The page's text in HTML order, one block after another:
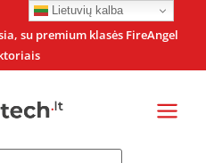
su premium klasės FireAngel
Lietuvių kalba